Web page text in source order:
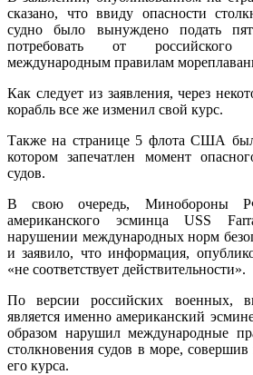
сказано, что ввиду опасности
судно было вынуждено подать
потребовать от российского
международным правилам
Как следует из заявления, через
корабль все же изменил свой курс.
Также на странице 5 флота США
котором запечатлен момент
судов.
В свою очередь, Минобороны
американского эсминца USS
нарушении международных норм
и заявило, что информация,
«не соответствует действительности».
По версии российских военных,
является именно американский
образом нарушил международные
столкновения судов в море,
его курса.